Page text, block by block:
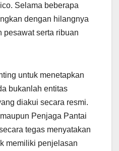
Selama beberapa
dengan hilangnya
pesawat serta ribuan
untuk menetapkan
bukanlah entitas
diakui secara resmi.
Penjaga Pantai
tegas menyatakan
memiliki penjelasan